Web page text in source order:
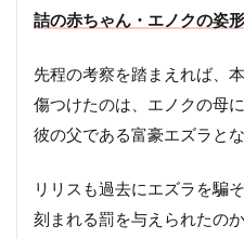
詰の赤ちゃん・エノクの姿
先程の考察を踏まえれば、
傷つけたのは、エノクの母
彼の父である富豪エズラと
リリスも過去にエズラを騙
刻まれる罰を与えられたの